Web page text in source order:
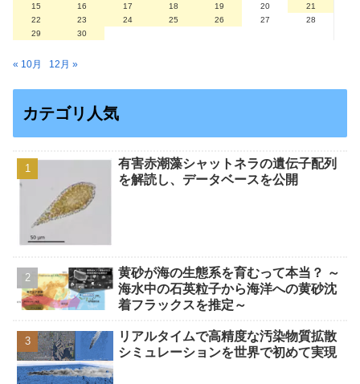
15
16 17 18 19 20
21
22
23 24 25 26 27
28
29
30
« 10月 12月 »
カテゴリ人気
有害赤潮藻シャットネラの遺伝子配列
を解読し、データベースを公開
黄砂が海の生態系を育むって本当？ ～
海水中の石英粒子から海洋への黄砂沈
着フラックスを推定～
リアルタイムで高精度な汚染物質拡散
シミュレーションを世界で初めて実現